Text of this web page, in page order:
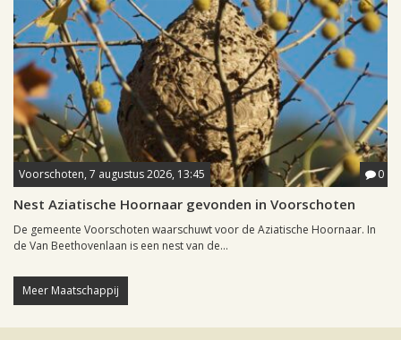
Voorschoten, 7 augustus 2026, 13:45 0
Nest Aziatische Hoornaar gevonden in Voorschoten
De gemeente Voorschoten waarschuwt voor de Aziatische Hoornaar. In
de Van Beethovenlaan is een nest van de...
Meer Maatschappij